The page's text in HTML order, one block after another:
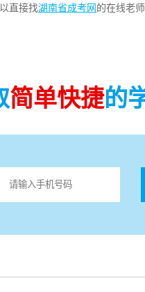
直接找湖南省成考网 的在线老
简单快捷的